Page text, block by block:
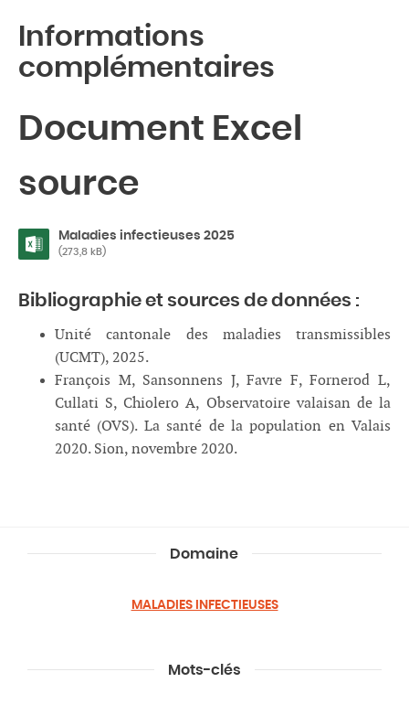
Informations
complémentaires
Document Excel
source
Maladies infectieuses 2025
(273,8 kB)
Bibliographie et sources de données :
Unité cantonale des maladies transmissibles
(UCMT), 2025.
François M, Sansonnens J, Favre F, Fornerod L,
Cullati S, Chiolero A, Observatoire valaisan de la
santé (OVS). La santé de la population en Valais
2020. Sion, novembre 2020.
Domaine
MALADIES INFECTIEUSES
Mots-clés